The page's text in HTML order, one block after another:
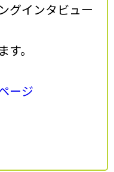
グインタビュー
。
ージ